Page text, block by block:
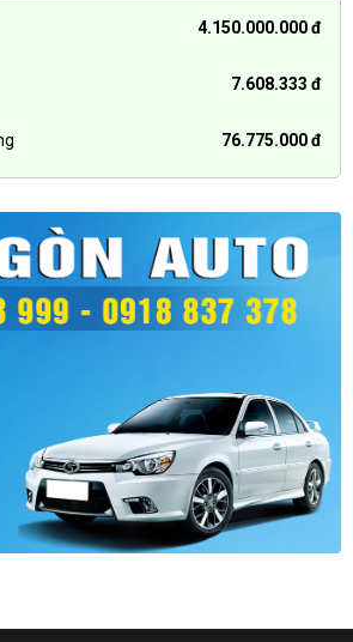
4.150.000.000 đ
7.608.333 đ
76.775.000 đ